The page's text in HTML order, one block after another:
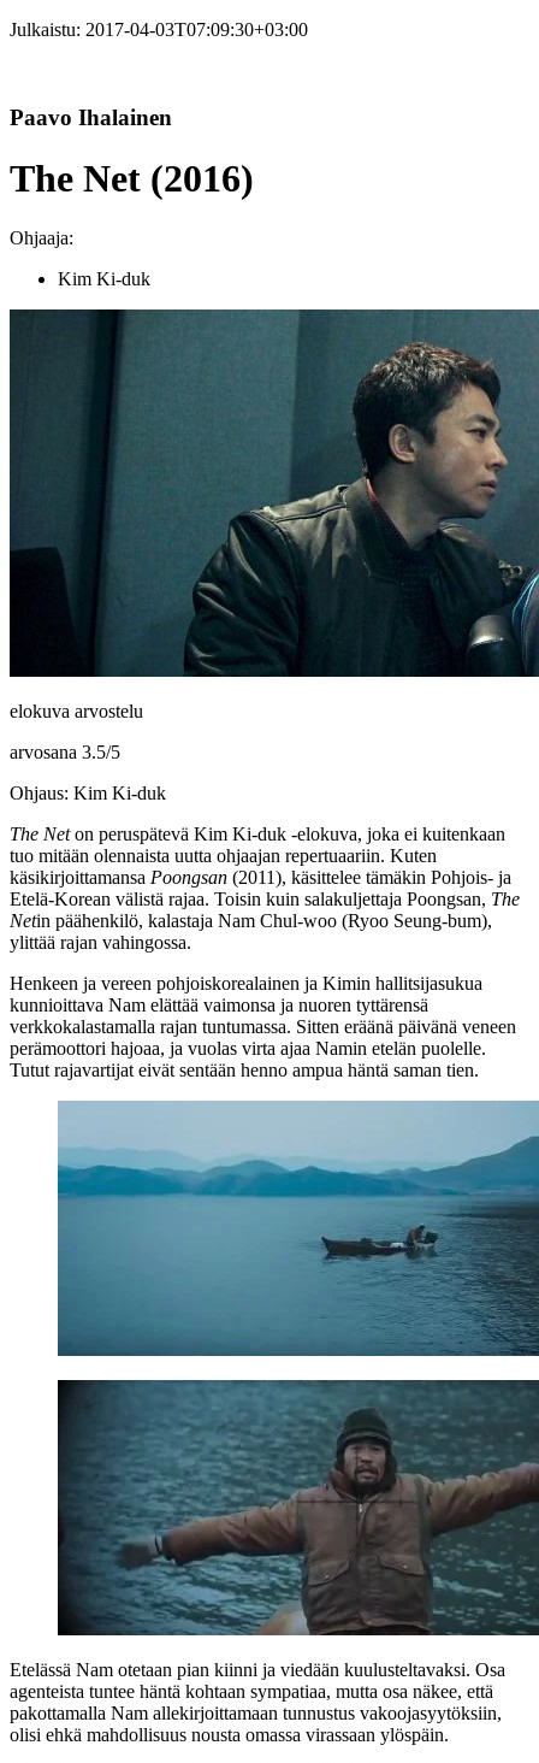
Julkaistu: 2017-04-03T07:09:30+03:00
Paavo Ihalainen
The Net (2016)
Ohjaaja:
Kim Ki-duk
elokuva arvostelu
arvosana 3.5/5
Ohjaus: Kim Ki-duk
The Neton peruspätevä Kim Ki‑duk ‑elokuva, joka ei kuitenkaan
tuo mitään olennaista uutta ohjaajan repertuaariin. Kuten
käsikirjoittamansa Poongsan (2011), käsittelee tämäkin Pohjois‑ ja
Etelä-Korean välistä rajaa. Toisin kuin salakuljettaja Poongsan, The
Netin päähenkilö, kalastaja Nam Chul‑woo (Ryoo Seung‑bum),
ylittää rajan vahingossa.
Henkeen ja vereen pohjoiskorealainen ja Kimin hallitsijasukua
kunnioittava Nam elättää vaimonsa ja nuoren tyttärensä
verkkokalastamalla rajan tuntumassa. Sitten eräänä päivänä veneen
perämoottori hajoaa, ja vuolas virta ajaa Namin etelän puolelle.
Tutut rajavartijat eivät sentään henno ampua häntä saman tien.
Etelässä Nam otetaan pian kiinni ja viedään kuulusteltavaksi. Osa
agenteista tuntee häntä kohtaan sympatiaa, mutta osa näkee, että
pakottamalla Nam allekirjoittamaan tunnustus vakoojasyytöksiin,
olisi ehkä mahdollisuus nousta omassa virassaan ylöspäin.